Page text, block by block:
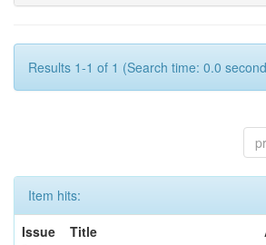
Results 1-1 of 1 (Search time: 0.0
Item hits:
Issue
Title